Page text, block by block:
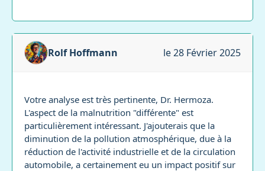
Rolf Hoffmann le 28 Février 2025
Votre analyse est très pertinente, Dr. Hermoza.
L'aspect de la malnutrition "différente" est
particulièrement intéressant. J'ajouterais que la
diminution de la pollution atmosphérique, due à la
réduction de l'activité industrielle et de la circulation
automobile, a certainement eu un impact positif sur